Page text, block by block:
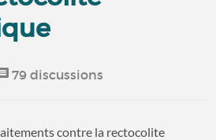
79 discussions
contre la rectocolite